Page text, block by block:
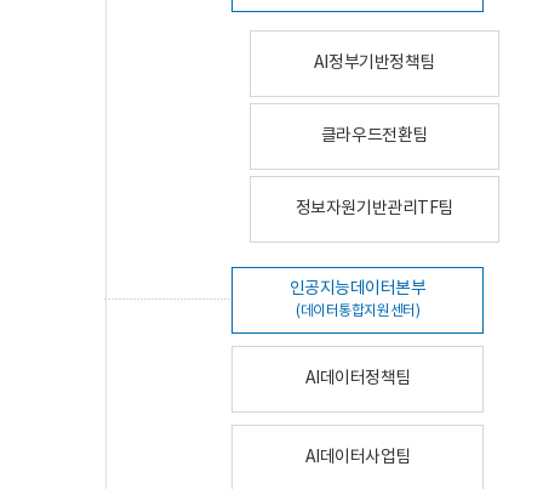
AI정부기반정책팀
클라우드전환팀
정보자원기반관리TF팀
인공지능데이터본부
(데이터통합지원센터)
AI데이터정책팀
AI데이터사업팀